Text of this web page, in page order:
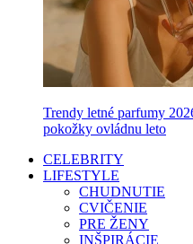
Trendy letné parfumy
pokožky ovládnu leto
CELEBRITY
LIFESTYLE
CHUDNUTIE
CVIČENIE
PRE ŽENY
INŠPIRÁCIE